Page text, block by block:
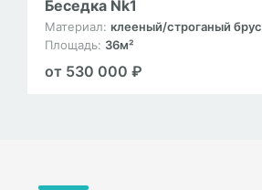
Беседка Nk1
Материал: клееный/строганый брус
Площадь: 36м²
от 530 000 ₽